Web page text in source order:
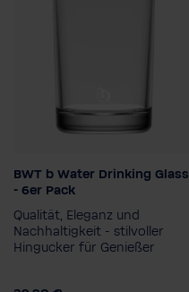
BWT b Water Drinking Glass
- 6er Pack
Qualität, Eleganz und
Nachhaltigkeit - stilvoller
Hingucker für Genießer